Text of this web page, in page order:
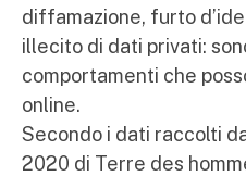
diffamazione, furto
illecito di dati privati:
comportamenti che
online.
Secondo i dati raccolti
2020 di Terre des